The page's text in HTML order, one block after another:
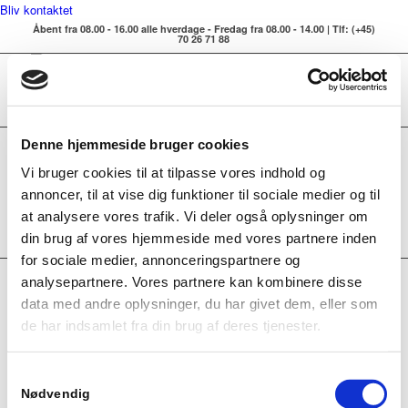
Denne hjemmeside bruger cookies
Vi bruger cookies til at tilpasse vores indhold og
annoncer, til at vise dig funktioner til sociale medier og til
at analysere vores trafik. Vi deler også oplysninger om
din brug af vores hjemmeside med vores partnere inden
for sociale medier, annonceringspartnere og
analysepartnere. Vores partnere kan kombinere disse
data med andre oplysninger, du har givet dem, eller som
de har indsamlet fra din brug af deres tjenester.
Nødvendig
Bliv kontaktet
Åbent fra 08.00 - 16.00 alle hverdage - Fredag fra 08.00 - 14.00 | Tlf: (+45)
70 26 71 88
INTERESTING LINKS
Here are some interesting links for you! Enjoy your stay :)